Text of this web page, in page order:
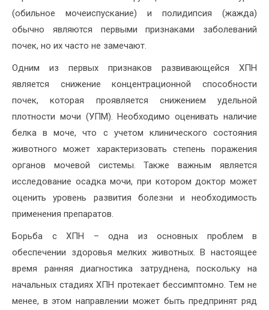
(обильное мочеиспускание) и полидипсия (жажда)
обычно являются первыми признаками заболеваний
почек, но их часто не замечают.
Одним из первых признаков развивающейся ХПН
является снижение концентрационной способности
почек, которая проявляется снижением удельной
плотности мочи (УПМ). Необходимо оценивать наличие
белка в моче, что с учетом клинического состояния
животного может характеризовать степень поражения
органов мочевой системы. Также важным является
исследование осадка мочи, при котором доктор может
оценить уровень развития болезни и необходимость
применения препаратов.
Борьба с ХПН – одна из основных проблем в
обеспечении здоровья мелких животных. В настоящее
время ранняя диагностика затруднена, поскольку на
начальных стадиях ХПН протекает бессимптомно. Тем не
менее, в этом направлении может быть предпринят ряд